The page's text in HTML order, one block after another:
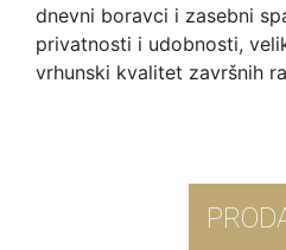
dnevni boravci i zasebni
privatnosti i udobnosti,
vrhunski kvalitet završnih